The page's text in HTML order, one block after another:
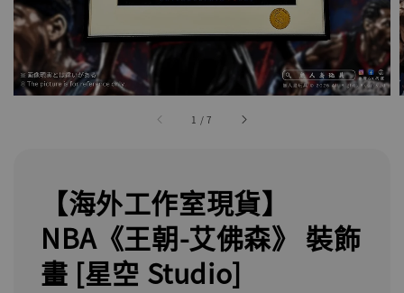
1 /7
【海外工作室現貨】
NBA《王朝-艾佛森》 裝飾
畫 [星空 Studio]